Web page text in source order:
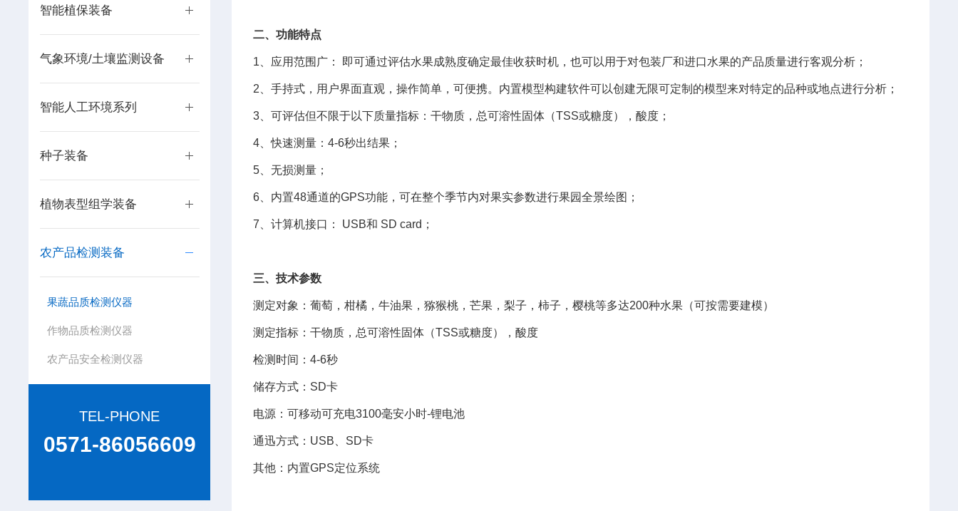
智能植保装备
气象环境/土壤监测设备
智能人工环境系列
种子装备
植物表型组学装备
农产品检测装备
果蔬品质检测仪器
作物品质检测仪器
农产品安全检测仪器
TEL-PHONE
0571-86056609
二、功能特点
1、应用范围广： 即可通过评估水果成熟度确定最佳收获时机，也可以用于对包装厂和进口水果的产品质量进行客观分析；
2、手持式，用户界面直观，操作简单，可便携。内置模型构建软件可以创建无限可定制的模型来对特定的品种或地点进行分析；
3、可评估但不限于以下质量指标：干物质，总可溶性固体（TSS或糖度），酸度；
4、快速测量：4-6秒出结果；
5、无损测量；
6、内置48通道的GPS功能，可在整个季节内对果实参数进行果园全景绘图；
7、计算机接口： USB和 SD card；
三、技术参数
测定对象：葡萄，柑橘，牛油果，猕猴桃，芒果，梨子，柿子，樱桃等多达200种水果（可按需要建模）
测定指标：干物质，总可溶性固体（TSS或糖度），酸度
检测时间：4-6秒
储存方式：SD卡
电源：可移动可充电3100毫安小时-锂电池
通迅方式：USB、SD卡
其他：内置GPS定位系统